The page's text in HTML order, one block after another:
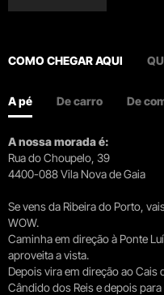
COMO CHEGAR AQUI
A pé De carro De
A nossa morada é:
Rua do Choupelo, 39
4400-088 Vila Nova de Gaia
Se vens da Ribeira do Porto,
WOW.
Caminha em direção à Ponte
aproveita a vista.
Depois vira em direção ao Cais
Cândido dos Reis e depois